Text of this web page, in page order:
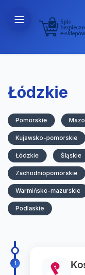
Łódzkie
Pomorskie
Kujawsko-pomorskie
Łódzkie Śląskie
Zachodniopomorskie
Warmińsko-mazurskie
Podlaskie
1